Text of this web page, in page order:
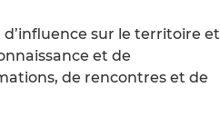
sur le territoire et
et de
de rencontres et de